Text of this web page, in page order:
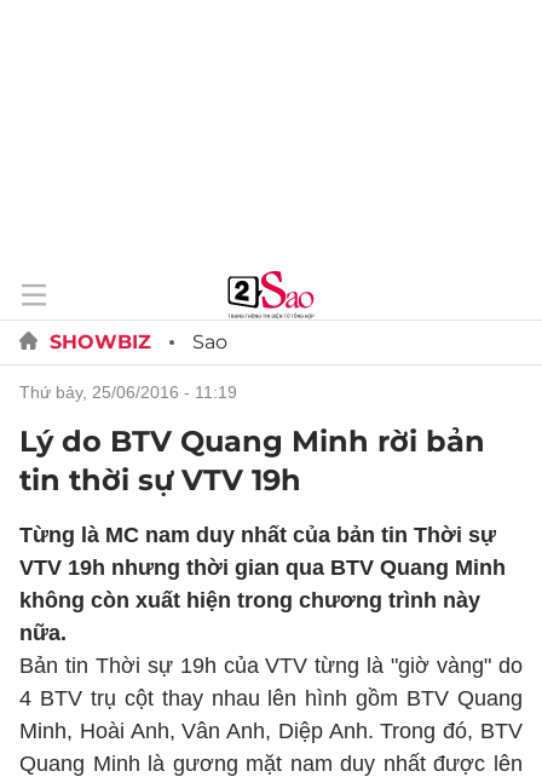
SHOWBIZ Sao
thứ bảy, 25/06/2016 - 11:19
Lý do BTV Quang Minh rời bản
tin thời sự VTV 19h
Từng là MC nam duy nhất của bản tin Thời sự
VTV 19h nhưng thời gian qua BTV Quang Minh
không còn xuất hiện trong chương trình này
nữa.
Bản tin Thời sự 19h của VTV từng là "giờ vàng" do
4 BTV trụ cột thay nhau lên hình gồm BTV Quang
Minh, Hoài Anh, Vân Anh, Diệp Anh. Trong đó, BTV
Quang Minh là gương mặt nam duy nhất được lên